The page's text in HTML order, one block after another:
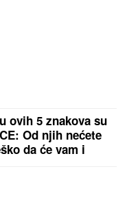
ovih 5 znakova su
Od njih nećete
da će vam i